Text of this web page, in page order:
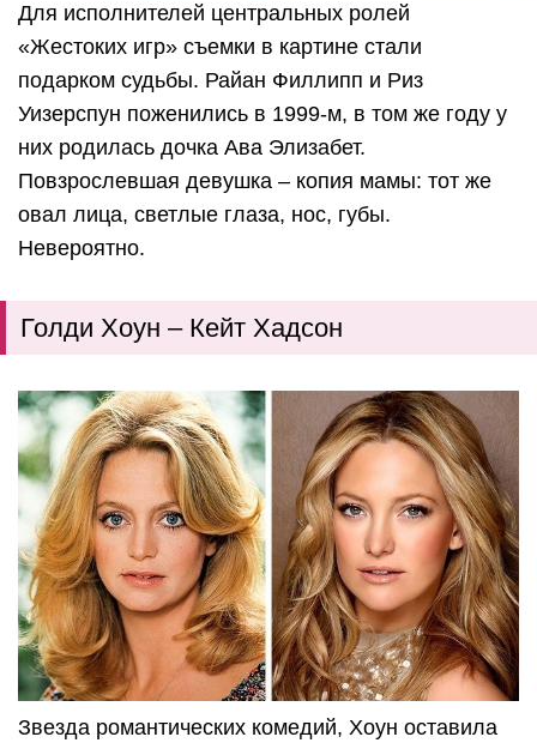
Для исполнителей центральных ролей
«Жестоких игр» съемки в картине стали
подарком судьбы. Райан Филлипп и Риз
Уизерспун поженились в 1999-м, в том же году у
них родилась дочка Ава Элизабет.
Повзрослевшая девушка – копия мамы: тот же
овал лица, светлые глаза, нос, губы.
Невероятно.
Голди Хоун – Кейт Хадсон
Звезда романтических комедий, Хоун оставила